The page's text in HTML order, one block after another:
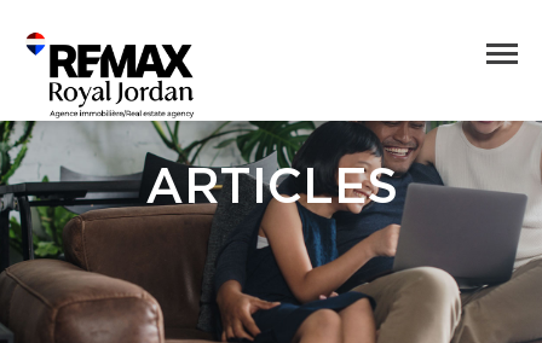
ARTICLES